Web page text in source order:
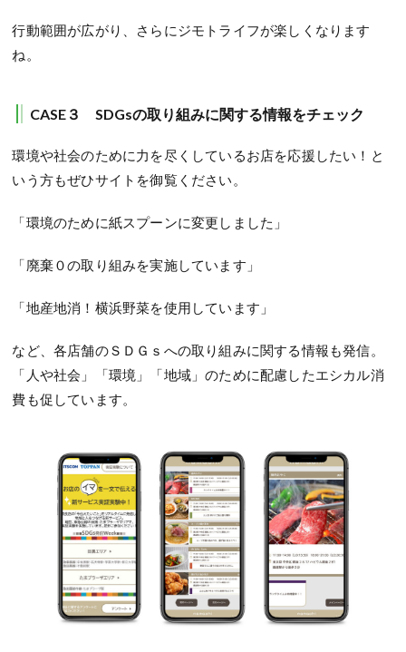
行動範囲が広がり、さらにジモトライフが楽しくなります
ね。
CASE ３SDGsの取り組みに関する情報をチェック
環境や社会のために力を尽くしているお店を応援したい！と
いう方もぜひサイトを御覧ください。
「環境のために紙スプーンに変更しました」
「廃棄０の取り組みを実施しています」
「地産地消！横浜野菜を使用しています」
など、各店舗のＳＤＧｓへの取り組みに関する情報も発信。
「人や社会」「環境」「地域」のために配慮したエシカル消
費も促しています。